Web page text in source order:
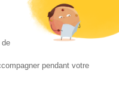
de
pendant votre